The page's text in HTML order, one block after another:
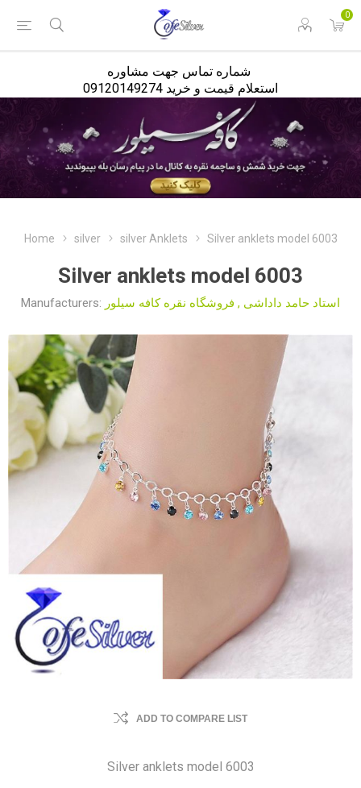
0
استعلام قیمت و خرید 09120149274
Home silver silver Anklets Silver anklets model 6003
Silver anklets model 6003
Manufacturers: استاد حامد داداشی , فروشگاه نقره کافه سیلور
ADD TO COMPARE LIST
Silver anklets model 6003